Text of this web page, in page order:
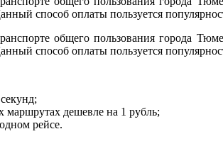
способ оплаты пользуется
общего пользования города
способ оплаты пользуется
маршрутах дешевле на 1 рубль;
рейсе.